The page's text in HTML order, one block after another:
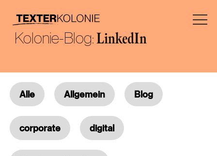
Kolonie-Blog:LinkedIn
Alle Allgemein Blog
corporate digital